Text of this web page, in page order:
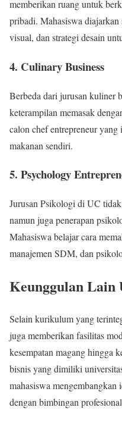
memberikan ruang untuk
pribadi. Mahasiswa
visual, dan strategi desain
4. Culinary Business
Berbeda dari jurusan kuliner
keterampilan memasak
calon chef entrepreneur
makanan sendiri.
5. Psychology
Jurusan Psikologi di UC
namun juga penerapan
Mahasiswa belajar cara
manajemen SDM, dan
Keunggulan Lain
Selain kurikulum yang
juga memberikan fasilitas
kesempatan magang hingga
bisnis yang dimiliki
mahasiswa mengembangkan
dengan bimbingan